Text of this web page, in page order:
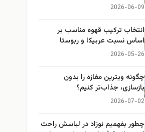
2026-06-09
انتخاب ترکیب قهوه مناسب بر
اساس نسبت عربیکا و ربوستا
2026-05-26
چگونه ویترین مغازه را بدون
بازسازی، جذاب‌تر کنیم؟
2026-07-02
چطور بفهمیم نوزاد در لباسش راحت